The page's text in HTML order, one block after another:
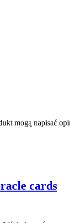
mogą napisać
cards